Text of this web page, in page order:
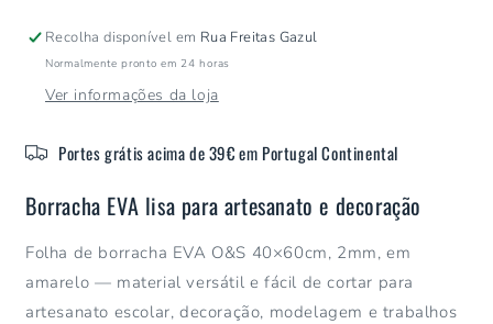
At.40X60cm
2mm
At.40X60cm
2mm
Recolha disponível em Rua Freitas Gazul
Normalmente pronto em 24 horas
Ver informações da loja
Portes grátis acima de 39€ em Portugal Continental
Borracha EVA lisa para artesanato e decoração
Folha de borracha EVA O&S 40×60cm, 2mm, em
amarelo — material versátil e fácil de cortar para
artesanato escolar, decoração, modelagem e trabalhos